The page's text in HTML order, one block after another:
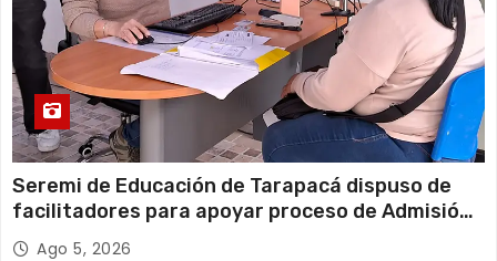
Seremi de Educación de Tarapacá dispuso de
facilitadores para apoyar proceso de Admisión
Escolar 2027
Ago 5, 2026